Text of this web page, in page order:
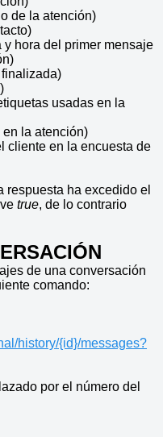
de la atención)
hora del primer mensaje
usadas en la
la atención)
cliente en la encuesta de
respuesta ha excedido el
true, de lo contrario
de una conversación
comando:
history/{id}/messages?
por el número del